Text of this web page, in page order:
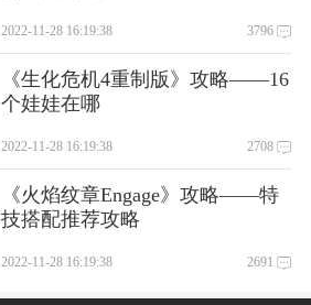
2022-11-28 16:19:38 3796
《生化危机4重制版》攻略——16
个娃娃在哪
2022-11-28 16:19:38 2708
《火焰纹章Engage》攻略——特
技搭配推荐攻略
2022-11-28 16:19:38 2691